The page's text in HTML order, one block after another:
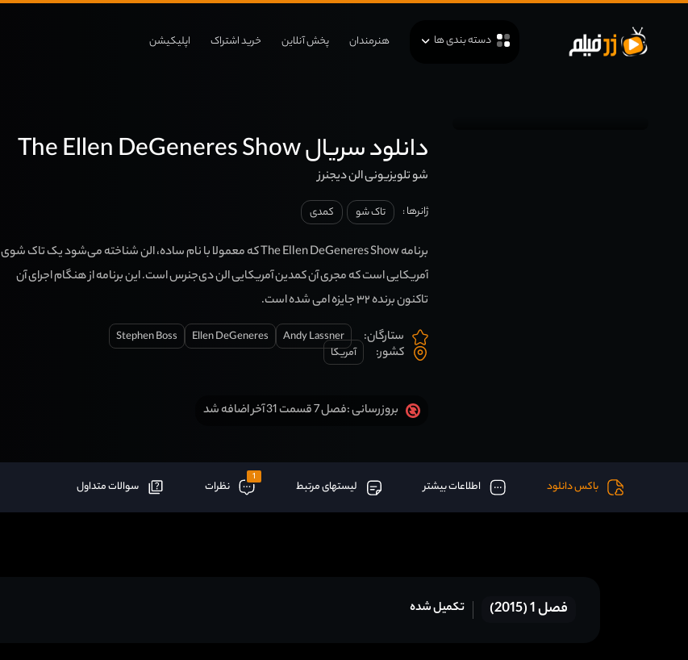
دسته بندی ها هنرمندان پخش آنلاین خرید اشتراک اپلیکیشن
دانلود سریال The Ellen DeGeneres Show
شو تلویزیونی الن دیجنرز
ژانرها : تاک شو کمدی
برنامه The Ellen DeGeneres Show که معمولا با نام ساده، الن شناخته می‌شود یک تاک شوی
آمریکایی است که مجری آن کمدین آمریکایی الن دی‌جنرس است. این برنامه از هنگام اجرای آن
تاکنون برنده ۳۲ جایزه امی شده‌ است.
ستارگان:
Andy Lassner
Ellen DeGeneres
Stephen Boss
کشور: آمریکا
بروزرسانی :فصل 7 قسمت 31 آخر اضافه شد
باکس دانلود اطلاعات بیشتر لیستهای مرتبط
1
نظرات سوالات متداول
فصل 1 (2015) تکمیل شده